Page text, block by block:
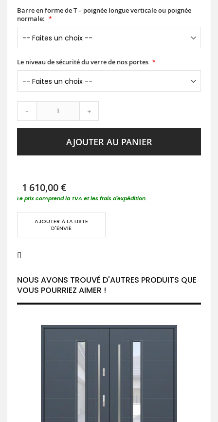
Barre en forme de T – poignée longue verticale ou poignée
normale:
Le niveau de sécurité du verre de nos portes
- +
AJOUTER AU PANIER
1 610,00 €
Le prix comprend la TVA et les frais d'expédition.
AJOUTER À LA LISTE
D'ENVIE
NOUS AVONS TROUVÉ D'AUTRES PRODUITS QUE
VOUS POURRIEZ AIMER !